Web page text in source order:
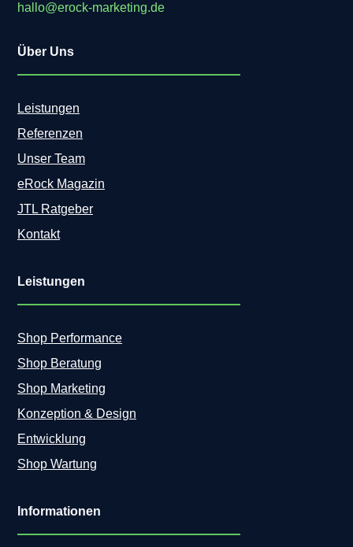
hallo@erock-marketing.de
Über Uns
Leistungen
Referenzen
Unser Team
eRock Magazin
JTL Ratgeber
Kontakt
Leistungen
Shop Performance
Shop Beratung
Shop Marketing
Konzeption & Design
Entwicklung
Shop Wartung
Informationen